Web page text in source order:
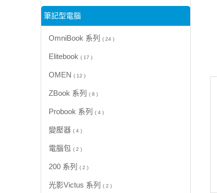
筆記型電腦
OmniBook 系列 ( 24 )
Elitebook ( 17 )
OMEN ( 12 )
ZBook 系列 ( 8 )
Probook 系列 ( 4 )
變壓器 ( 4 )
電腦包 ( 2 )
200 系列 ( 2 )
光影Victus 系列 ( 2 )